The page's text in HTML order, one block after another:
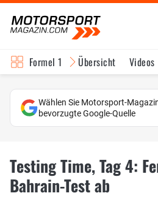
Formel 1 Übersicht Videos
Wählen Sie Motorsport-
bevorzugte Google-Quelle
Testing Time, Tag 4:
Bahrain-Test ab